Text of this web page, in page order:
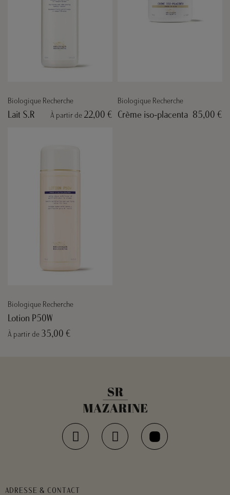
Biologique Recherche
Lait S.R À partir de 22,00 €
Biologique Recherche
Crème iso-placenta 85,00 €
Biologique Recherche
Lotion P50W
À partir de 35,00 €
ADRESSE & CONTACT